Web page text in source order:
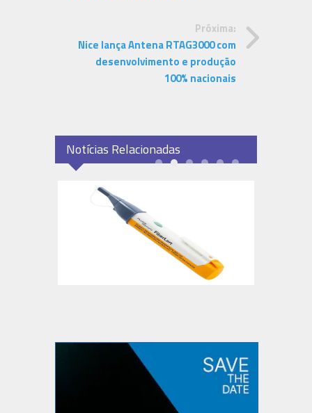
Próxima:
Nice lança Antena RTAG3000 com
desenvolvimento e produção
100% nacionais
Notícias Relacionadas